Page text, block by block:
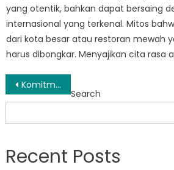
yang otentik, bahkan dapat bersaing
internasional yang terkenal. Mitos
dari kota besar atau restoran mewah
harus dibongkar. Menyajikan cita rasa
Post
navigation
Komitmen Paser terhadap Pendidikan Anak Usia Dini yang Berkualitas
Search
Recent Posts